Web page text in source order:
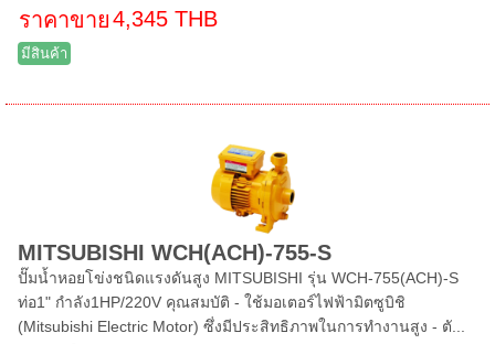
ราคาขาย4,345 THB
มีสินค้า
MITSUBISHI WCH(ACH)-755-S
ปั๊มน้ำหอยโข่งชนิดแรงดันสูง MITSUBISHI รุ่น WCH-755(ACH)-S
ท่อ1" กำลัง1HP/220V คุณสมบัติ - ใช้มอเตอร์ไฟฟ้ามิตซูบิชิ
(Mitsubishi Electric Motor) ซึ่งมีประสิทธิภาพในการทำงานสูง - ตั...